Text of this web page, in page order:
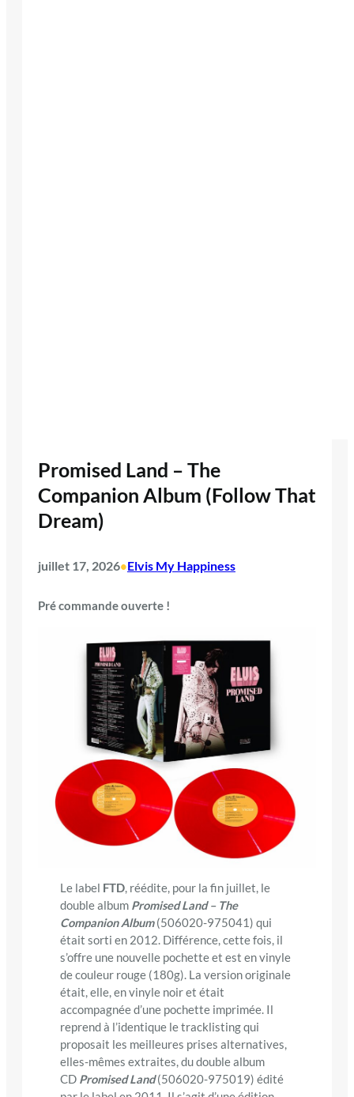
Promised Land – The
Companion Album (Follow That
Dream)
juillet 17, 2026•Elvis My Happiness
Pré commande ouverte !
Le label FTD, réédite, pour la fin juillet, le
double album Promised Land – The
Companion Album (506020-975041) qui
était sorti en 2012. Différence, cette fois, il
s’offre une nouvelle pochette et est en vinyle
de couleur rouge (180g). La version originale
était, elle, en vinyle noir et était
accompagnée d’une pochette imprimée. Il
reprend à l’identique le tracklisting qui
proposait les meilleures prises alternatives,
elles-mêmes extraites, du double album
CD Promised Land (506020-975019) édité